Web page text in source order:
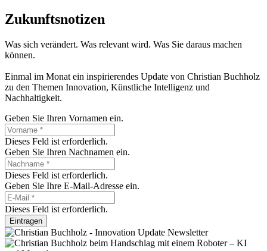
Zukunftsnotizen
Was sich verändert. Was relevant wird. Was Sie daraus machen
können.
Einmal im Monat ein inspirierendes Update von Christian Buchholz
zu den Themen Innovation, Künstliche Intelligenz und
Nachhaltigkeit.
Geben Sie Ihren Vornamen ein.
Dieses Feld ist erforderlich.
Geben Sie Ihren Nachnamen ein.
Dieses Feld ist erforderlich.
Geben Sie Ihre E-Mail-Adresse ein.
Dieses Feld ist erforderlich.
Eintragen